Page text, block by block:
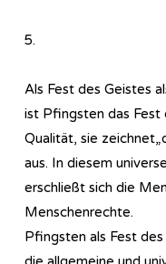
5.
Als Fest des Geistes
ist Pfingsten das Fest
Qualität, sie
aus. In diesem
erschließt sich die
Menschenrechte.
Pfingsten als Fest